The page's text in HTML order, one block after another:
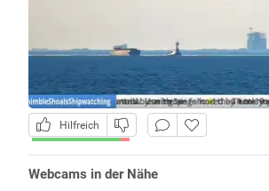
Hilfreich
Webcams in der Nähe